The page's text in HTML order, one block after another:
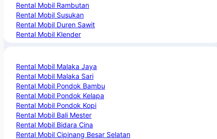
Rental Mobil Rambutan
Rental Mobil Susukan
Rental Mobil Duren Sawit
Rental Mobil Klender
Rental Mobil Malaka Jaya
Rental Mobil Malaka Sari
Rental Mobil Pondok Bambu
Rental Mobil Pondok Kelapa
Rental Mobil Pondok Kopi
Rental Mobil Bali Mester
Rental Mobil Bidara Cina
Rental Mobil Cipinang Besar Selatan